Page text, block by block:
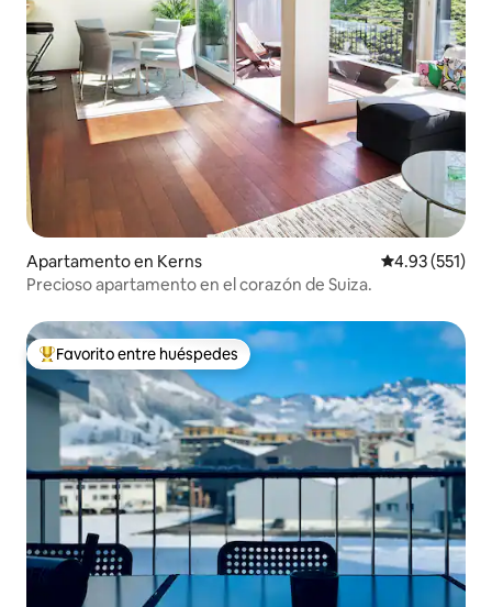
Apartamento en Kerns Calificación
4.93 (551)
Precioso apartamento en el corazón de Suiza.
Favorito entre huéspedes preferido
Favorito entre huéspedes